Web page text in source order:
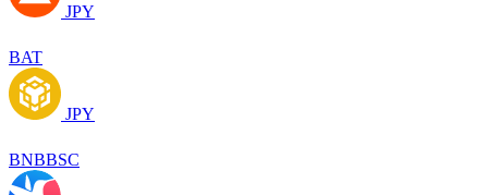
JPY
BAT
JPY
BNBBSC